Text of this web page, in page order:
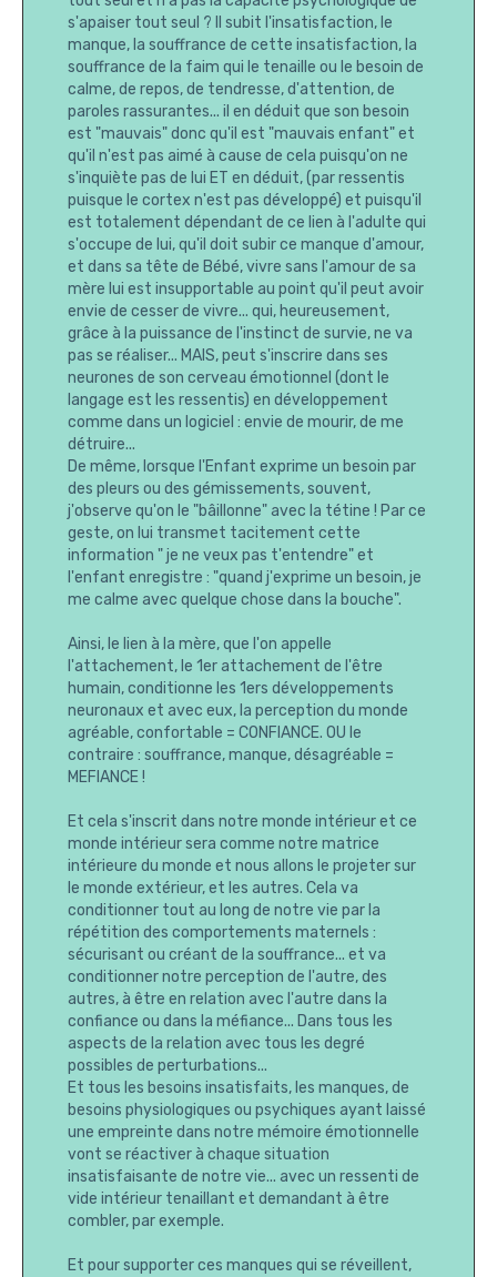
s'apaiser tout seul ? Il subit l'insatisfaction, le
manque, la souffrance de cette insatisfaction, la
souffrance de la faim qui le tenaille ou le besoin de
calme, de repos, de tendresse, d'attention, de
paroles rassurantes... il en déduit que son besoin
est "mauvais" donc qu'il est "mauvais enfant" et
qu'il n'est pas aimé à cause de cela puisqu'on ne
s'inquiète pas de lui ET en déduit, (par ressentis
puisque le cortex n'est pas développé) et puisqu'il
est totalement dépendant de ce lien à l'adulte qui
s'occupe de lui, qu'il doit subir ce manque d'amour,
et dans sa tête de Bébé, vivre sans l'amour de sa
mère lui est insupportable au point qu'il peut avoir
envie de cesser de vivre... qui, heureusement,
grâce à la puissance de l'instinct de survie, ne va
pas se réaliser... MAIS, peut s'inscrire dans ses
neurones de son cerveau émotionnel (dont le
langage est les ressentis) en développement
comme dans un logiciel : envie de mourir, de me
détruire...
De même, lorsque l'Enfant exprime un besoin par
des pleurs ou des gémissements, souvent,
j'observe qu'on le "bâillonne" avec la tétine ! Par ce
geste, on lui transmet tacitement cette
information " je ne veux pas t'entendre" et
l'enfant enregistre : "quand j'exprime un besoin, je
me calme avec quelque chose dans la bouche".
Ainsi, le lien à la mère, que l'on appelle
l'attachement, le 1er attachement de l'être
humain, conditionne les 1ers développements
neuronaux et avec eux, la perception du monde
agréable, confortable = CONFIANCE. OU le
contraire : souffrance, manque, désagréable =
MEFIANCE !
Et cela s'inscrit dans notre monde intérieur et ce
monde intérieur sera comme notre matrice
intérieure du monde et nous allons le projeter sur
le monde extérieur, et les autres. Cela va
conditionner tout au long de notre vie par la
répétition des comportements maternels :
sécurisant ou créant de la souffrance... et va
conditionner notre perception de l'autre, des
autres, à être en relation avec l'autre dans la
confiance ou dans la méfiance... Dans tous les
aspects de la relation avec tous les degré
possibles de perturbations...
Et tous les besoins insatisfaits, les manques, de
besoins physiologiques ou psychiques ayant laissé
une empreinte dans notre mémoire émotionnelle
vont se réactiver à chaque situation
insatisfaisante de notre vie... avec un ressenti de
vide intérieur tenaillant et demandant à être
combler, par exemple.
Et pour supporter ces manques qui se réveillent,